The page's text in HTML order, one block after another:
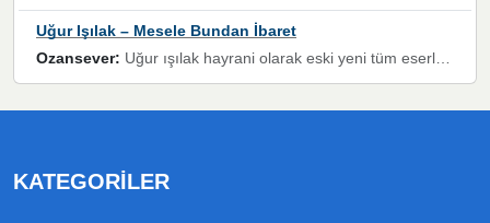
Uğur Işılak – Mesele Bundan İbaret
Ozansever: Uğur ışılak hayrani olarak eski yeni tüm eserlerini keyifle huzurla dinleyenlerden birisiyim, emeğine saygı duyan gönül veren bunu en güzel şekilde sevenlerine ulaştıran siz değerli sayfa yöneticilerine de teşekkür ederim
KATEGORILER